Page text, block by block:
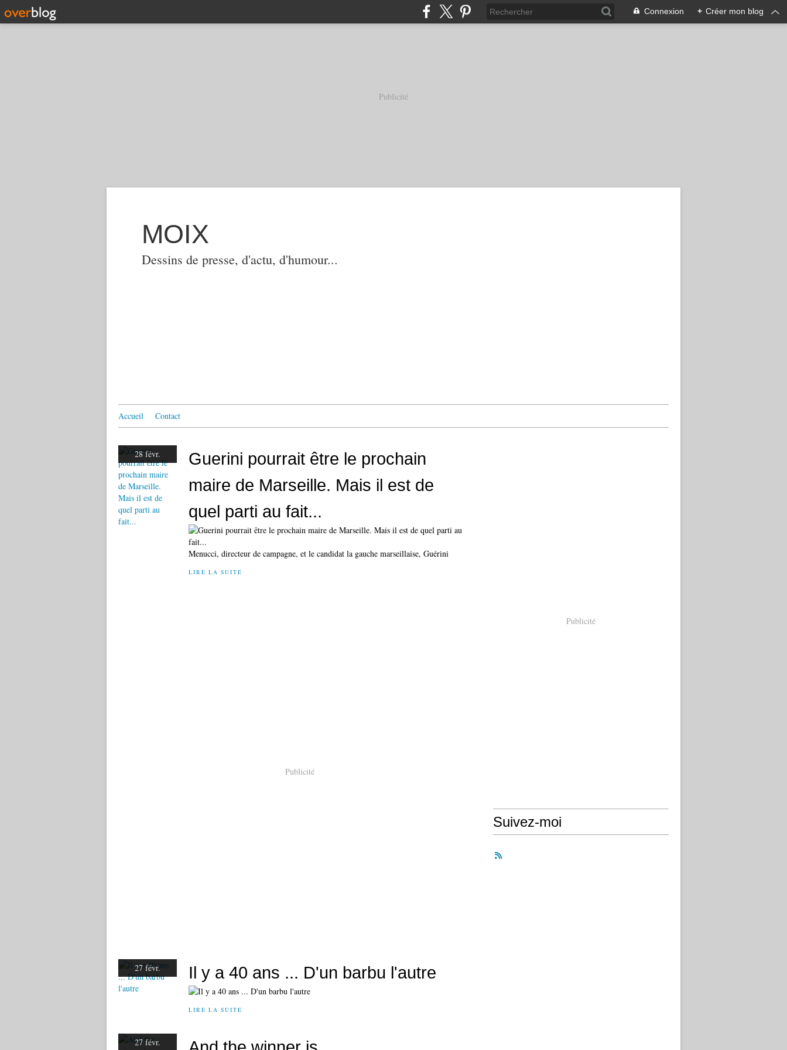
Connexion + Créer mon blog
Publicité
MOIX
Dessins de presse, d'actu, d'humour...
Accueil Contact
28 févr.
Guerini pourrait être le prochain
maire de Marseille. Mais il est de
quel parti au fait...
Menucci, directeur de campagne, et le candidat la gauche marseillaise, Guérini
LIRE LA SUITE
Publicité
27 févr. Il y a 40 ans ... D'un barbu l'autre
LIRE LA SUITE
27 févr.
Publicité
Suivez-moi